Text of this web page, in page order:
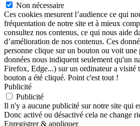
Non nécessaire
Ces cookies mesurent l’audience ce qui
fréquentation de notre site et à mieux
consultez nos contenus, ce qui nous aide
d’amélioration de nos contenus. Ces
personne clique sur un bouton ou voit une
données nous indiquent seulement qu'un
Firefox, Edge...) sur un ordinateur a visité
bouton a été cliqué. Point c'est tout !
Publicité
Publicité
Il n'y a aucune publicité sur notre site qui
Donc activé ou désactivé cela ne change
Enregistrer & appliquer